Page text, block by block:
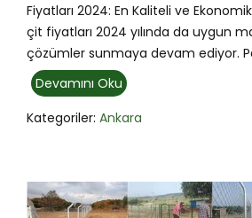
Fiyatları 2024: En Kaliteli ve
çit fiyatları 2024 yılında da uygun
çözümler sunmaya devam ediyor.
Devamını Oku
Kategoriler: Ankara